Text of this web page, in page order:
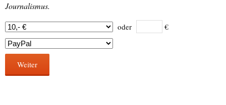
Journalismus.
oder €
Weiter